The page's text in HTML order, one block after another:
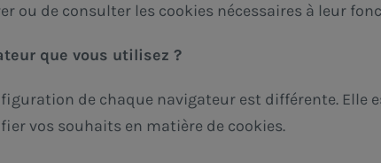
ou de consulter les cookies nécessaires à leur
que vous utilisez ?
de chaque navigateur est différente. Elle
vos souhaits en matière de cookies.